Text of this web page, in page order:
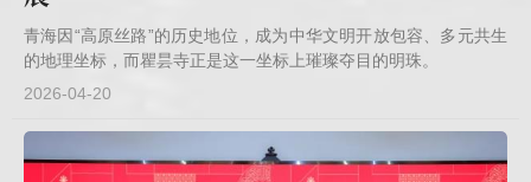
青海因“高原丝路”的历史地位，成为中华文明开放包容、多元共生
的地理坐标，而瞿昙寺正是这一坐标上璀璨夺目的明珠。
2026-04-20